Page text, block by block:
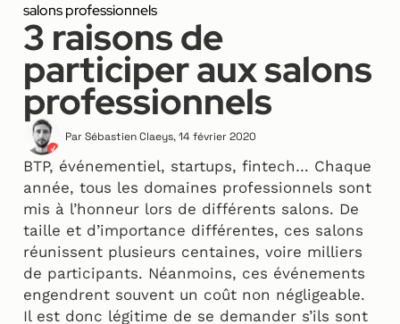
salons professionnels
3 raisons de
participer aux salons
professionnels
Par Sébastien Claeys,14 février 2020
BTP, événementiel, startups, fintech… Chaque
année, tous les domaines professionnels sont
mis à l’honneur lors de différents salons. De
taille et d’importance différentes, ces salons
réunissent plusieurs centaines, voire milliers
de participants. Néanmoins, ces événements
engendrent souvent un coût non négligeable.
Il est donc légitime de se demander s’ils sont